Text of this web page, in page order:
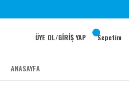
ÜYE OL/GİRİŞ YAP Sepetim
ANASAYFA